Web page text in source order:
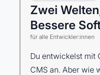
Zwei
Bessere
für alle Entwickler:innen
Du entwickelst mit
CMS an. Aber wie